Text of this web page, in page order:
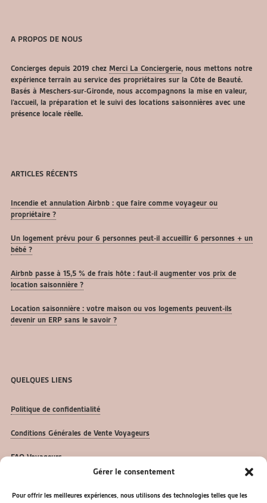
Gérer le consentement
Pour offrir les meilleures expériences, nous utilisons des technologies telles que les
A PROPOS DE NOUS
Concierges depuis 2019 chez Merci La Conciergerie, nous mettons notre
expérience terrain au service des propriétaires sur la Côte de Beauté.
Basés à Meschers-sur-Gironde, nous accompagnons la mise en valeur,
l’accueil, la préparation et le suivi des locations saisonnières avec une
présence locale réelle.
ARTICLES RÉCENTS
Incendie et annulation Airbnb : que faire comme voyageur ou
propriétaire ?
Un logement prévu pour 6 personnes peut-il accueillir 6 personnes + un
bébé ?
Airbnb passe à 15,5 % de frais hôte : faut-il augmenter vos prix de
location saisonnière ?
Location saisonnière : votre maison ou vos logements peuvent-ils
devenir un ERP sans le savoir ?
QUELQUES LIENS
Politique de confidentialité
Conditions Générales de Vente Voyageurs
FAQ Voyageurs